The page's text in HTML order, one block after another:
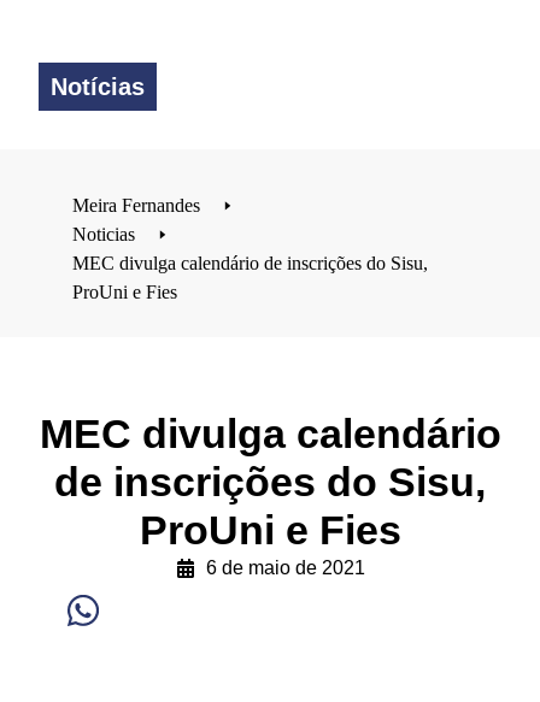
Notícias
Meira Fernandes
🢒
Noticias
🢒
MEC divulga calendário de inscrições do Sisu,
ProUni e Fies
MEC divulga calendário
de inscrições do Sisu,
ProUni e Fies
6 de maio de 2021